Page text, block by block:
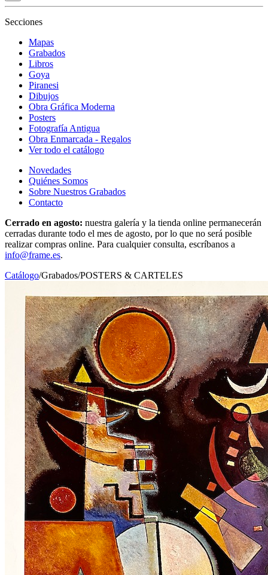
Secciones
Mapas
Grabados
Libros
Goya
Piranesi
Dibujos
Obra Gráfica Moderna
Posters
Fotografía Antigua
Obra Enmarcada - Regalos
Ver todo el catálogo
Novedades
Quiénes Somos
Sobre Nuestros Grabados
Contacto
Cerrado en agosto: nuestra galería y la tienda online permanecerán
cerradas durante todo el mes de agosto, por lo que no será posible
realizar compras online. Para cualquier consulta, escríbanos a
info@frame.es.
Catálogo/Grabados/POSTERS & CARTELES